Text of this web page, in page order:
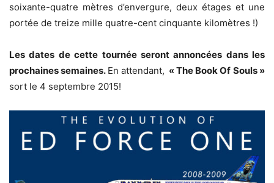
soixante-quatre mètres d’envergure, deux étages et une
portée de treize mille quatre-cent cinquante kilomètres !)
Les dates de cette tournée seront annoncées dans les
prochaines semaines. En attendant, «The Book Of Souls»
sort le 4 septembre 2015!